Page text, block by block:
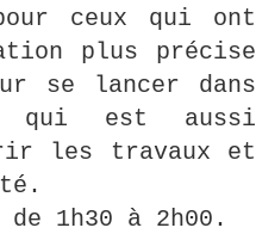
ceux qui ont
plus précise
se lancer dans
qui est aussi
les travaux et
1h30 à 2h00.